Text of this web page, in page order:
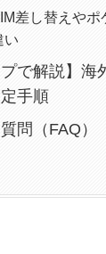
差し替えや
い
プで解説】
手順
問（FAQ）